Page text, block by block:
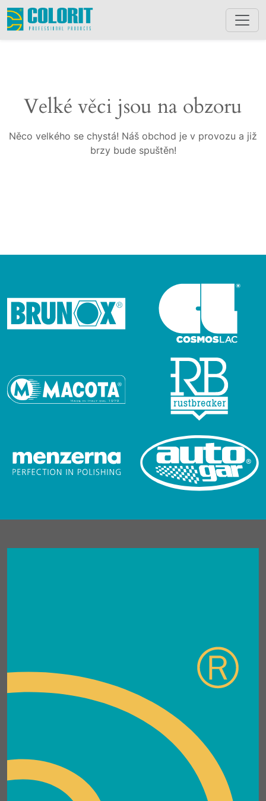
Velké věci jsou na obzoru
Něco velkého se chystá! Náš obchod je v provozu a již
brzy bude spuštěn!